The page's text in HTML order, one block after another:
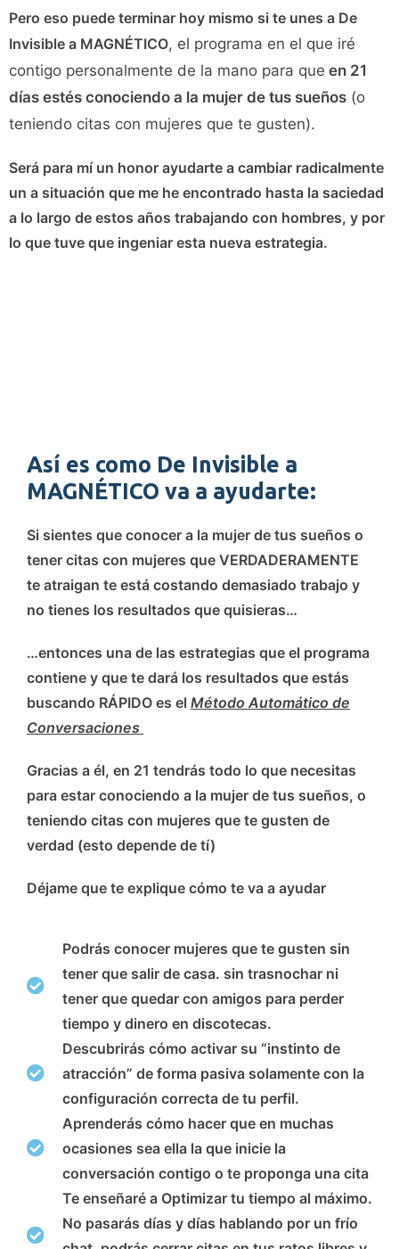
Pero eso puede terminar hoy mismo si te unes a De
Invisible a MAGNÉTICO, el programa en el que iré
contigo personalmente de la mano para que en 21
días estés conociendo a la mujer de tus sueños (o
teniendo citas con mujeres que te gusten).
Será para mí un honor ayudarte a cambiar radicalmente
un a situación que me he encontrado hasta la saciedad
a lo largo de estos años trabajando con hombres, y por
lo que tuve que ingeniar esta nueva estrategia.
Así es como De Invisible a
MAGNÉTICO va a ayudarte:
Si sientes que conocer a la mujer de tus sueños o
tener citas con mujeres que VERDADERAMENTE
te atraigan te está costando demasiado trabajo y
no tienes los resultados que quisieras…
…entonces una de las estrategias que el programa
contiene y que te dará los resultados que estás
buscando RÁPIDO es el Método Automático de
Conversaciones
Gracias a él, en 21 tendrás todo lo que necesitas
para estar conociendo a la mujer de tus sueños, o
teniendo citas con mujeres que te gusten de
verdad (esto depende de tí)
Déjame que te explique cómo te va a ayudar
Podrás conocer mujeres que te gusten sin
tener que salir de casa. sin trasnochar ni
tener que quedar con amigos para perder
tiempo y dinero en discotecas.
Descubrirás cómo activar su “instinto de
atracción” de forma pasiva solamente con la
configuración correcta de tu perfil.
Aprenderás cómo hacer que en muchas
ocasiones sea ella la que inicie la
conversación contigo o te proponga una cita
Te enseñaré a Optimizar tu tiempo al máximo.
No pasarás días y días hablando por un frío